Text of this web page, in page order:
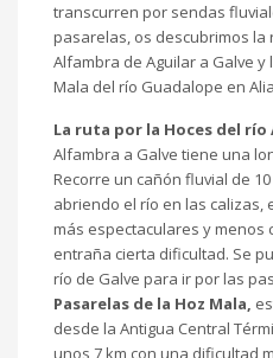
transcurren por sendas
pasarelas, os descubrimos la
Alfambra de Aguilar a Galve
Mala del río Guadalope en
La ruta por la Hoces del
Alfambra a Galve tiene una
Recorre un cañón fluvial de
abriendo el río en las calizas,
más espectaculares y menos
entraña cierta dificultad. Se
río de Galve para ir por las
Pasarelas de la Hoz Mala,
desde la Antigua Central
unos 7 km con una dificultad